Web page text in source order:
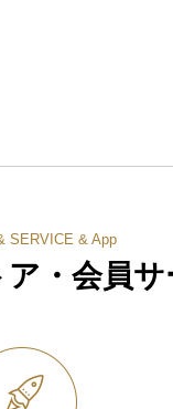
SERVICE & App
・ 会員